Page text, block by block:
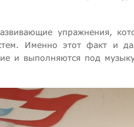
упражнения,
Именно этот факт и
и выполняются под